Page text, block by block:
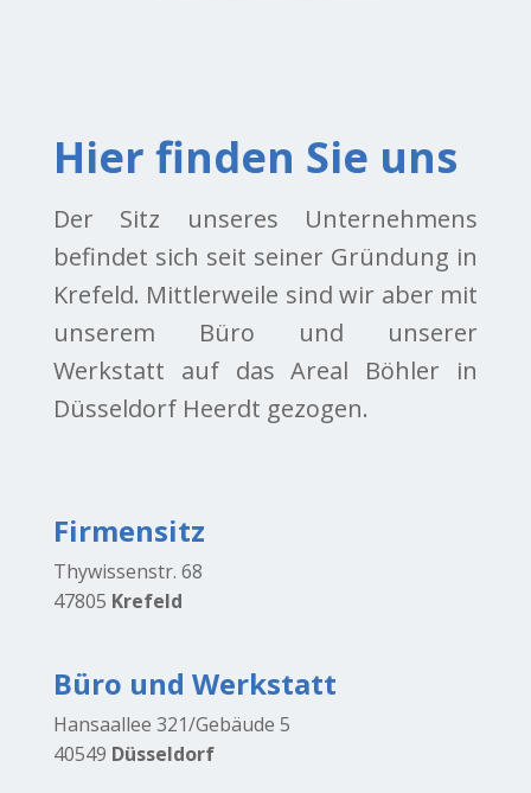
Hier finden Sie uns
Der Sitz unseres Unternehmens
befindet sich seit seiner Gründung in
Krefeld. Mittlerweile sind wir aber mit
unserem Büro und unserer
Werkstatt auf das Areal Böhler in
Düsseldorf Heerdt gezogen.
Firmensitz
Thywissenstr. 68
47805 Krefeld
Büro und Werkstatt
Hansaallee 321/Gebäude 5
40549 Düsseldorf